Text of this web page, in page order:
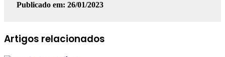
Publicado em: 26/01/2023
Facebook
Linkedin
WhatsApp
Telegram
Artigos relacionados